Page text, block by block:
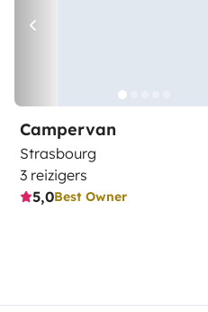
Campervan
Strasbourg
3 reizigers
5,0Best Owner